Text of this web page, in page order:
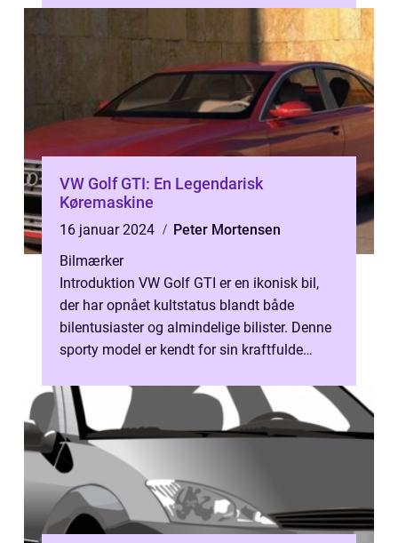
VW Golf GTI: En Legendarisk
Køremaskine
16 januar 2024
Peter Mortensen
Bilmærker
Introduktion VW Golf GTI er en ikonisk bil,
der har opnået kultstatus blandt både
bilentusiaster og almindelige bilister. Denne
sporty model er kendt for sin kraftfulde